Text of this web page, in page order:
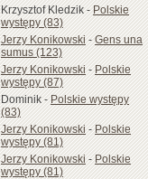
Krzysztof Kledzik-Polskie
występy (83)
Jerzy Konikowski-Gens una
sumus (123)
Jerzy Konikowski-Polskie
występy (87)
Dominik-Polskie występy
(83)
Jerzy Konikowski-Polskie
występy (81)
Jerzy Konikowski-Polskie
występy (81)